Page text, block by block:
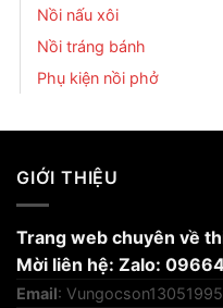
Nồi nấu xôi
Nồi tráng bánh
Phụ kiện nồi phở
GIỚI THIỆU
Trang web chuyên về
Mời liên hệ: Zalo:
Email: